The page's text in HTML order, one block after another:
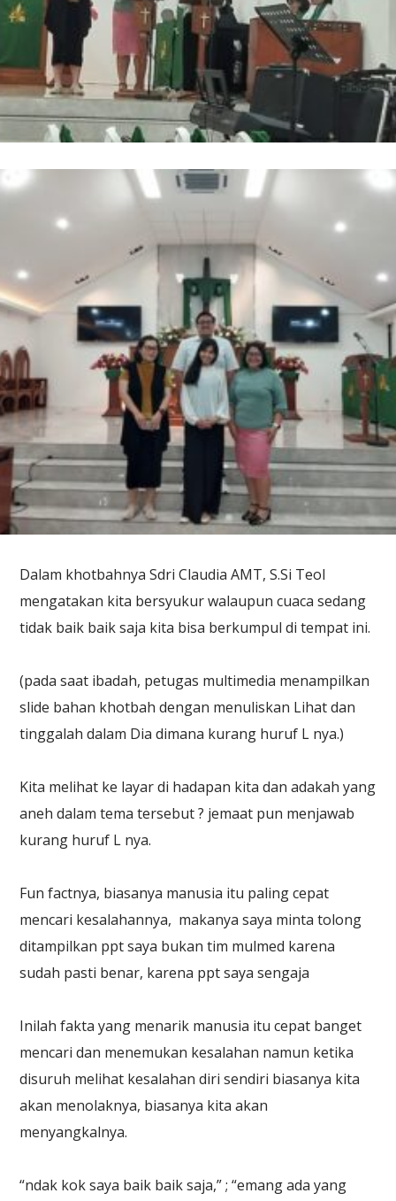
Dalam khotbahnya Sdri Claudia AMT, S.Si Teol
mengatakan kita bersyukur walaupun cuaca sedang
tidak baik baik saja kita bisa berkumpul di tempat ini.
(pada saat ibadah, petugas multimedia menampilkan
slide bahan khotbah dengan menuliskan Lihat dan
tinggalah dalam Dia dimana kurang huruf L nya.)
Kita melihat ke layar di hadapan kita dan adakah yang
aneh dalam tema tersebut ? jemaat pun menjawab
kurang huruf L nya.
Fun factnya, biasanya manusia itu paling cepat
mencari kesalahannya, makanya saya minta tolong
ditampilkan ppt saya bukan tim mulmed karena
sudah pasti benar, karena ppt saya sengaja
Inilah fakta yang menarik manusia itu cepat banget
mencari dan menemukan kesalahan namun ketika
disuruh melihat kesalahan diri sendiri biasanya kita
akan menolaknya, biasanya kita akan
menyangkalnya.
“ndak kok saya baik baik saja,” ; “emang ada yang